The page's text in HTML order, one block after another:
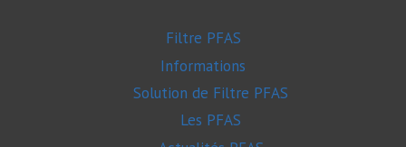
Filtre PFAS
Informations
Solution de Filtre PFAS
Les PFAS